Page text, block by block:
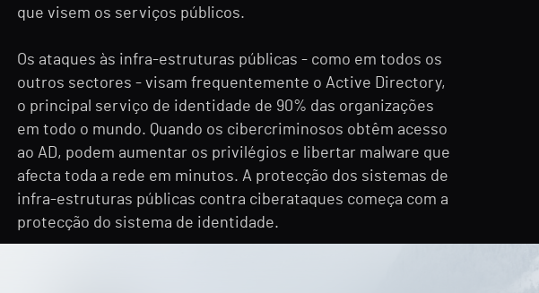
que visem os serviços públicos.
Os ataques às infra-estruturas públicas - como em todos os
outros sectores - visam frequentemente o Active Directory,
o principal serviço de identidade de 90% das organizações
em todo o mundo. Quando os cibercriminosos obtêm acesso
ao AD, podem aumentar os privilégios e libertar malware que
afecta toda a rede em minutos. A protecção dos sistemas de
infra-estruturas públicas contra ciberataques começa com a
protecção do sistema de identidade.